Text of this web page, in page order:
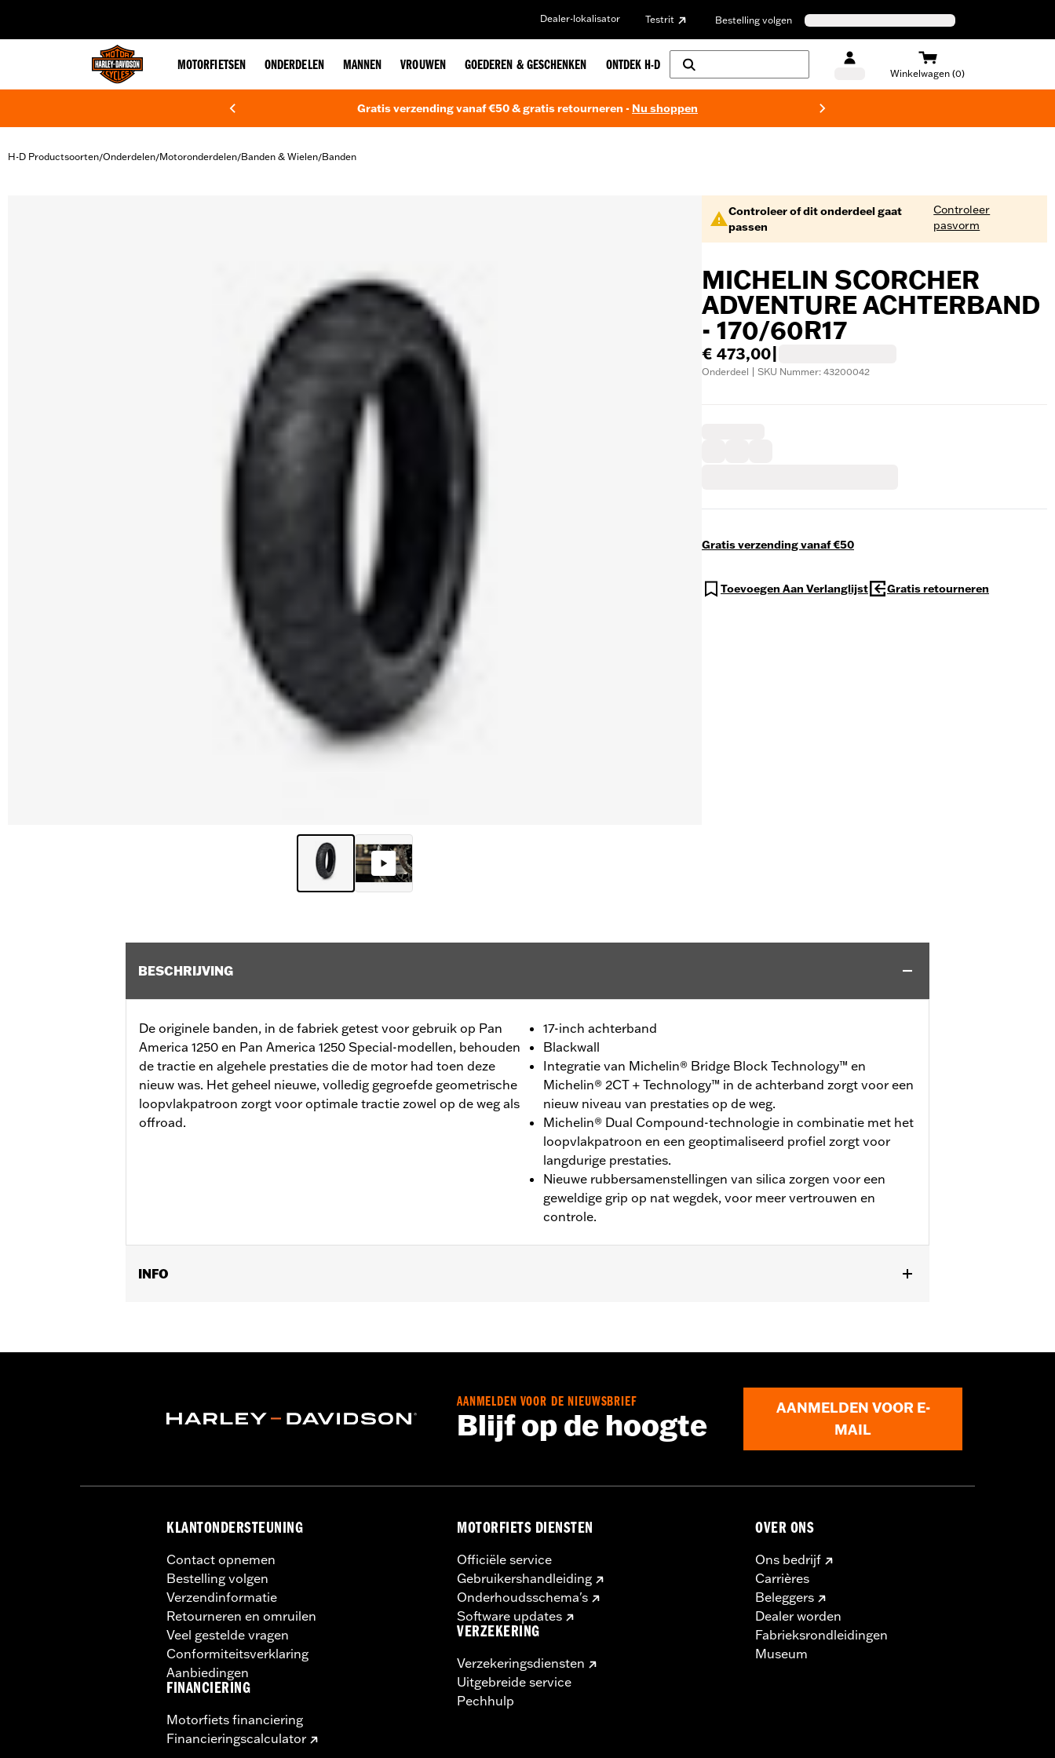
Dealer-lokalisator Testrit Bestelling volgen
MOTORFIETSEN ONDERDELEN MANNEN VROUWEN GOEDEREN & GESCHENKEN ONTDEK H-D
Winkelwagen (0)
Gratis verzending vanaf €50 & gratis retourneren - Nu shoppen
H-D Productsoorten/Onderdelen/Motoronderdelen/Banden & Wielen/Banden
Controleer of dit onderdeel gaat
passen
Controleer
pasvorm
MICHELIN SCORCHER
ADVENTURE ACHTERBAND
- 170/60R17
€ 473,00
Onderdeel | SKU Nummer: 43200042
Gratis verzending vanaf €50
Toevoegen Aan Verlanglijst Gratis retourneren
BESCHRIJVING
De originele banden, in de fabriek getest voor gebruik op Pan
America 1250 en Pan America 1250 Special-modellen, behouden
de tractie en algehele prestaties die de motor had toen deze
nieuw was. Het geheel nieuwe, volledig gegroefde geometrische
loopvlakpatroon zorgt voor optimale tractie zowel op de weg als
offroad.
17-inch achterband
Blackwall
Integratie van Michelin® Bridge Block Technology™ en
Michelin® 2CT + Technology™ in de achterband zorgt voor een
nieuw niveau van prestaties op de weg.
Michelin® Dual Compound-technologie in combinatie met het
loopvlakpatroon en een geoptimaliseerd profiel zorgt voor
langdurige prestaties.
Nieuwe rubbersamenstellingen van silica zorgen voor een
geweldige grip op nat wegdek, voor meer vertrouwen en
controle.
INFO
Per stuk verkocht:Elk
Draad:Scorcher Adventure
AANMELDEN VOOR DE NIEUWSBRIEF
Blijf op de hoogte
AANMELDEN VOOR E-
MAIL
KLANTONDERSTEUNING
Contact opnemen
Bestelling volgen
Verzendinformatie
Retourneren en omruilen
Veel gestelde vragen
Conformiteitsverklaring
Aanbiedingen
FINANCIERING
Motorfiets financiering
Financieringscalculator
MOTORFIETS DIENSTEN
Officiële service
Gebruikershandleiding
Onderhoudsschema's
Software updates
VERZEKERING
Verzekeringsdiensten
Uitgebreide service
Pechhulp
OVER ONS
Ons bedrijf
Carrières
Beleggers
Dealer worden
Fabrieksrondleidingen
Museum